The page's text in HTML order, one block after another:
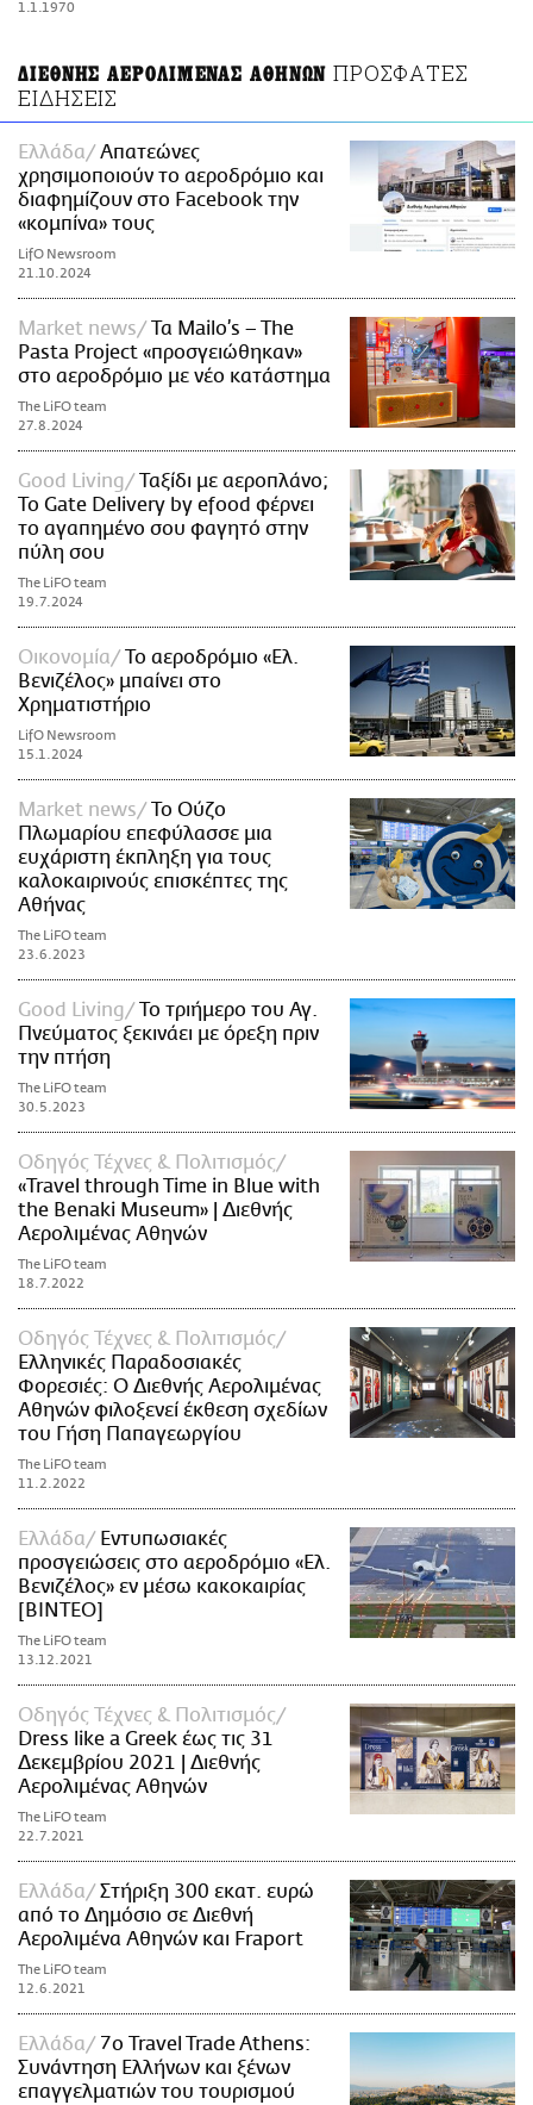
PRINT
1.1.1970
ΔΙΕΘΝΗΣ ΑΕΡΟΛΙΜΕΝΑΣ ΑΘΗΝΩΝ ΠΡΟΣΦΑΤΕΣ
ΕΙΔΗΣΕΙΣ
Ελλάδα
Απατεώνες
χρησιμοποιούν το αεροδρόμιο και
διαφημίζουν στο Facebook την
«κομπίνα» τους
LifO Newsroom
21.10.2024
Market news
Τα Mailo’s – The
Pasta Project «προσγειώθηκαν»
στο αεροδρόμιο με νέο κατάστημα
The LiFO team
27.8.2024
Good Living
Ταξίδι με αεροπλάνο;
Το Gate Delivery by efood φέρνει
το αγαπημένο σου φαγητό στην
πύλη σου
The LiFO team
19.7.2024
Οικονομία
Το αεροδρόμιο «Ελ.
Βενιζέλος» μπαίνει στο
Χρηματιστήριο
LifO Newsroom
15.1.2024
Market news
Το Ούζο
Πλωμαρίου επεφύλασσε μια
ευχάριστη έκπληξη για τους
καλοκαιρινούς επισκέπτες της
Αθήνας
The LiFO team
23.6.2023
Good Living
Το τριήμερο του Αγ.
Πνεύματος ξεκινάει με όρεξη πριν
την πτήση
The LiFO team
30.5.2023
Οδηγός Τέχνες & Πολιτισμός
«Travel through Time in Βlue with
the Benaki Museum» | Διεθνής
Αερολιμένας Αθηνών
The LiFO team
18.7.2022
Οδηγός Τέχνες & Πολιτισμός
Ελληνικές Παραδοσιακές
Φορεσιές: Ο Διεθνής Αερολιμένας
Αθηνών φιλοξενεί έκθεση σχεδίων
του Γήση Παπαγεωργίου
The LiFO team
11.2.2022
Ελλάδα
Εντυπωσιακές
προσγειώσεις στο αεροδρόμιο «Ελ.
Βενιζέλος» εν μέσω κακοκαιρίας
[BINTEO]
The LiFO team
13.12.2021
Οδηγός Τέχνες & Πολιτισμός
Dress like a Greek έως τις 31
Δεκεμβρίου 2021 | Διεθνής
Αερολιμένας Αθηνών
The LiFO team
22.7.2021
Ελλάδα
Στήριξη 300 εκατ. ευρώ
από το Δημόσιο σε Διεθνή
Αερολιμένα Αθηνών και Fraport
The LiFO team
12.6.2021
Ελλάδα
7ο Travel Trade Athens:
Συνάντηση Ελλήνων και ξένων
επαγγελματιών του τουρισμού